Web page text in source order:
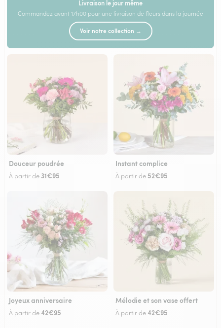
Livraison le jour même
Commandez avant 17h00 pour une livraison de fleurs dans la journée
Voir notre collection →
Douceur poudrée
À partir de 31€95
Instant complice
À partir de 52€95
Joyeux anniversaire
À partir de42€95
Mélodie et son vase offert
À partir de42€95